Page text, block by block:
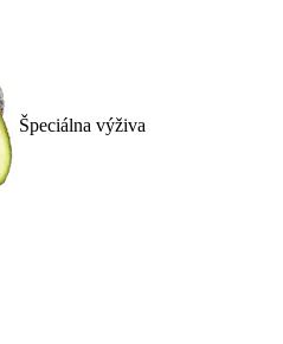
Špeciálna výživa